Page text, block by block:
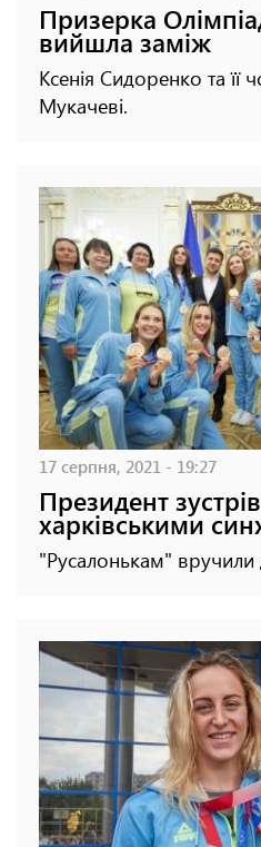
Призерка
вийшла заміж
Ксенія Сидоренко та її
Мукачеві.
17 серпня, 2021 - 19:27
Президент
харківськими
"Русалонькам"